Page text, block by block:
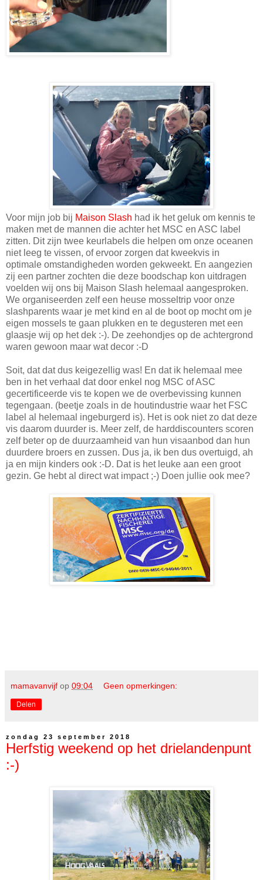
Voor mijn job bij Maison Slash had ik het geluk om kennis te
maken met de mannen die achter het MSC en ASC label
zitten. Dit zijn twee keurlabels die helpen om onze oceanen
niet leeg te vissen, of ervoor zorgen dat kweekvis in
optimale omstandigheden worden gekweekt. En aangezien
zij een partner zochten die deze boodschap kon uitdragen
voelden wij ons bij Maison Slash helemaal aangesproken.
We organiseerden zelf een heuse mosseltrip voor onze
slashparents waar je met kind en al de boot op mocht om je
eigen mossels te gaan plukken en te degusteren met een
glaasje wij op het dek :-). De zeehondjes op de achtergrond
waren gewoon maar wat decor :-D
Soit, dat dat dus keigezellig was! En dat ik helemaal mee
ben in het verhaal dat door enkel nog MSC of ASC
gecertificeerde vis te kopen we de overbevissing kunnen
tegengaan. (beetje zoals in de houtindustrie waar het FSC
label al helemaal ingeburgerd is). Het is ook niet zo dat deze
vis daarom duurder is. Meer zelf, de harddiscounters scoren
zelf beter op de duurzaamheid van hun visaanbod dan hun
duurdere broers en zussen. Dus ja, ik ben dus overtuigd, ah
ja en mijn kinders ook :-D. Dat is het leuke aan een groot
gezin. Ge hebt al direct wat impact ;-) Doen jullie ook mee?
mamavanvijf op 09:04 Geen opmerkingen:
Delen
zondag 23 september 2018
Herfstig weekend op het drielandenpunt
:-)